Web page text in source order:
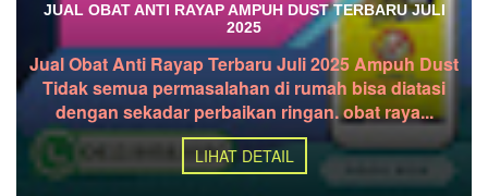
JUAL OBAT ANTI RAYAP AMPUH DUST TERBARU JULI
2025
Jual Obat Anti Rayap Terbaru Juli 2025 Ampuh Dust
Tidak semua permasalahan di rumah bisa diatasi
dengan sekadar perbaikan ringan. obat raya...
LIHAT DETAIL